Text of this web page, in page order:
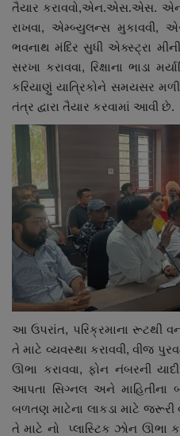
તૈયાર કરાવવો,એન.એસ.એસ.
રાખવા, એમ્બ્યુલન્સ મુકાવવી,
ભવનાથ મંદિર સુધી એક્સ્ટ્રા
સરખા કરાવવા, રિક્ષાના ભાડા
કરિયાણું યાત્રિકોને સમયસર
તંત્ર દ્વારા તૈયાર કરવામાં આવી છે.
આ ઉપરાંત, પરિક્રમાના રૂટથી
તે માટે વ્યવસ્થા કરાવવી, વીજ
ઊભા કરાવવા, ફોન નંબરની યાદી
આપતા સિગ્નલ અને માહિતીના
બળતણ માટેના લાકડા માટે
તે માટે નો પ્લાસ્ટિક ઝોન ઊભા